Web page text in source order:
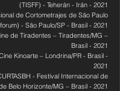
(TISFF) - Teherán - Irán - 2021
de Cortometrajes de São Paulo
- São Paulo/SP - Brasil - 2021
de Tiradentes – Tiradentes/MG –
Brasil - 2021
Kinoarte – Londrina/PR - Brasil -
2021
- Festival Internacional de
Belo Horizonte/MG – Brasil - 2021